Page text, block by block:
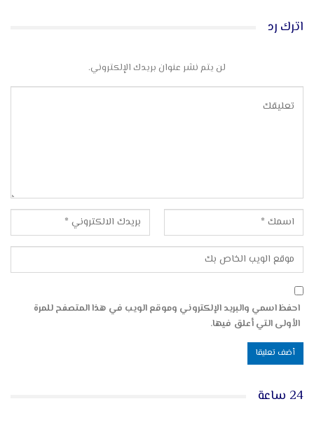
اترك رد
لن يتم نشر عنوان بريدك الإلكتروني.
احفظ اسمي والبريد الإلكتروني وموقع الويب في هذا المتصفح للمرة
الأولى التي أعلق فيها.
24 ساعة